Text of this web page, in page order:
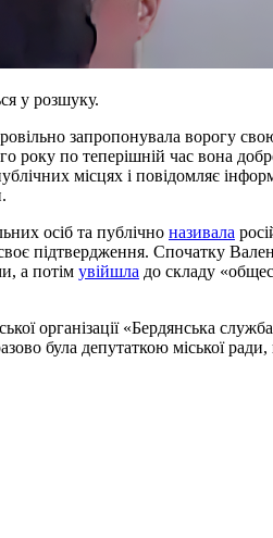
у розшуку.
запропонувала ворогу
по теперішній час вона
місцях і повідомляє
осіб та публічно називала
підтвердження. Спочатку
а потім увійшла до складу
організації «Бердянська
була депутаткою міської